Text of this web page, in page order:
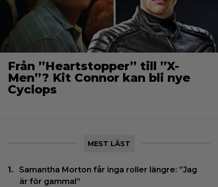
Från ”Heartstopper” till ”X-
Men”? Kit Connor kan bli nye
Cyclops
MEST LÄST
Samantha Morton får inga roller längre: ”Jag
är för gammal”